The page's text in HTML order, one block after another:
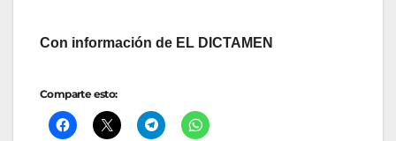
Con información de EL DICTAMEN
Comparte esto: